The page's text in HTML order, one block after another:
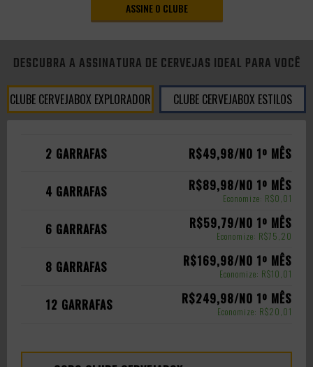
ASSINE O CLUBE
DESCUBRA A ASSINATURA DE CERVEJAS IDEAL PARA VOCÊ
CLUBE CERVEJABOX EXPLORADOR CLUBE CERVEJABOX ESTILOS
2 GARRAFAS R$49,98/NO 1º MÊS
4 GARRAFAS R$89,98/NO 1º MÊS
Economize: R$0,01
6 GARRAFAS R$59,79/NO 1º MÊS
Economize: R$75,20
8 GARRAFAS R$169,98/NO 1º MÊS
Economize: R$10,01
12 GARRAFAS R$249,98/NO 1º MÊS
Economize: R$20,01